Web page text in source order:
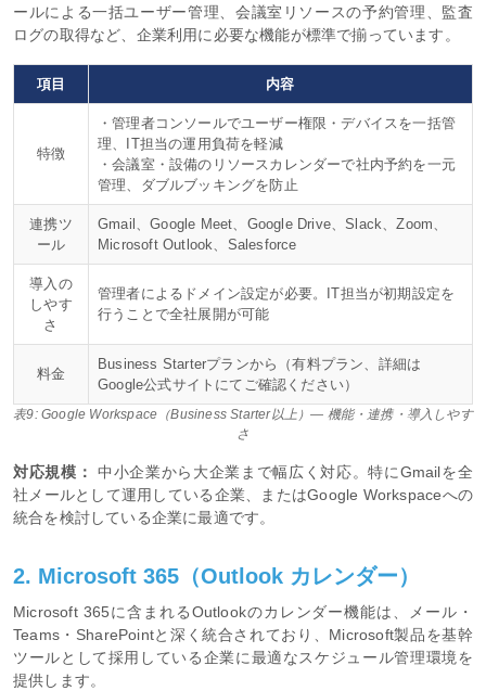
ールによる一括ユーザー管理、会議室リソースの予約管理、監査
ログの取得など、企業利用に必要な機能が標準で揃っています。
項目 内容
特徴
・管理者コンソールでユーザー権限・デバイスを一括管
理、IT担当の運用負荷を軽減
・会議室・設備のリソースカレンダーで社内予約を一元
管理、ダブルブッキングを防止
連携ツ
ール
Gmail、Google Meet、Google Drive、Slack、Zoom、
Microsoft Outlook、Salesforce
導入の
しやす
さ
管理者によるドメイン設定が必要。IT担当が初期設定を
行うことで全社展開が可能
料金
Business Starterプランから（有料プラン、詳細は
Google公式サイトにてご確認ください）
表9: Google Workspace（Business Starter以上）— 機能・連携・導入しやす
さ
対応規模：
中小企業から大企業まで幅広く対応。特にGmailを全
社メールとして運用している企業、またはGoogle Workspaceへの
統合を検討している企業に最適です。
2. Microsoft 365（Outlook カレンダー）
Microsoft 365に含まれるOutlookのカレンダー機能は、メール・
Teams・SharePointと深く統合されており、Microsoft製品を基幹
ツールとして採用している企業に最適なスケジュール管理環境を
提供します。